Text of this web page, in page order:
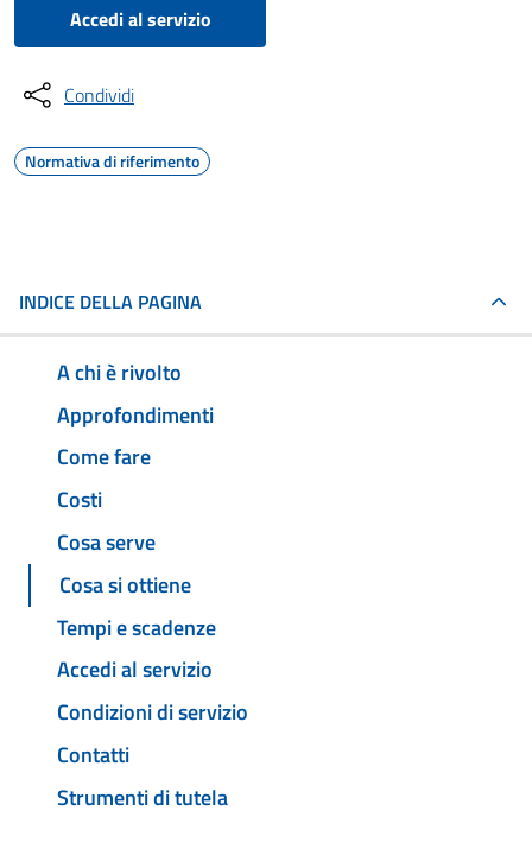
Accedi al servizio
Condividi
Normativa di riferimento
INDICE DELLA PAGINA
A chi è rivolto
Approfondimenti
Come fare
Costi
Cosa serve
Cosa si ottiene
Tempi e scadenze
Accedi al servizio
Condizioni di servizio
Contatti
Strumenti di tutela